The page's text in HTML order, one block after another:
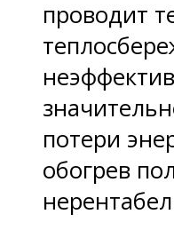
проводит
потери
обогрев